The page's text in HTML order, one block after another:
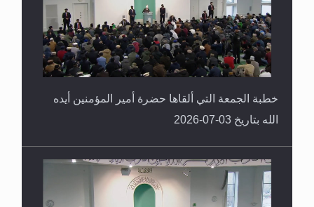
خطبة الجمعة التي ألقاها حضرة أمير المؤمنين أيده
الله بتاريخ 03-07-2026